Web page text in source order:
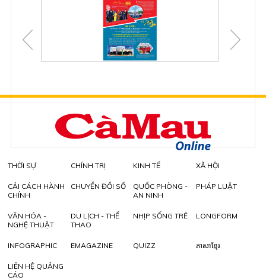
THỜI SỰ CHÍNH TRỊ KINH TẾ XÃ HỘI
CẢI CÁCH HÀNH
CHÍNH
CHUYỂN ĐỔI SỐ
QUỐC PHÒNG -
AN NINH
PHÁP LUẬT
VĂN HÓA -
NGHỆ THUẬT
DU LỊCH - THỂ
THAO
NHỊP SỐNG TRẺ LONGFORM
INFOGRAPHIC EMAGAZINE QUIZZ ភាសាខ្មែរ
LIÊN HỆ QUẢNG
CÁO